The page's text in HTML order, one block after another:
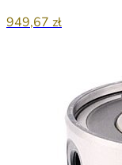
949,67 zł